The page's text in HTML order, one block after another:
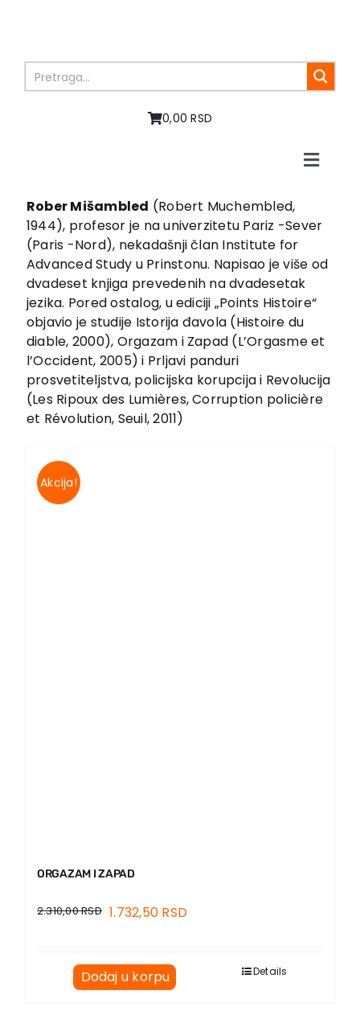
0,00 RSD
Toggle
O nama
Knjige
U pripremi
Akcija
Autori
Vesti
EU PROJEKTI
Kontakt
Rober Mišambled (Robert Muchembled,
1944), profesor je na univerzitetu Pariz -Sever
(Paris -Nord), nekadašnji član Institute for
Advanced Study u Prinstonu. Napisao je više od
dvadeset knjiga prevedenih na dvadesetak
jezika. Pored ostalog, u ediciji „Points Histoire“
objavio je studije Istorija đavola (Histoire du
diable, 2000), Orgazam i Zapad (L’Orgasme et
l’Occident, 2005) i Prljavi panduri
prosvetiteljstva, policijska korupcija i Revolucija
(Les Ripoux des Lumières, Corruption policière
et Révolution, Seuil, 2011)
Akcija!
ORGAZAM I ZAPAD
2.310,00RSD 1.732,50 RSD
Dodaj u korpu Details